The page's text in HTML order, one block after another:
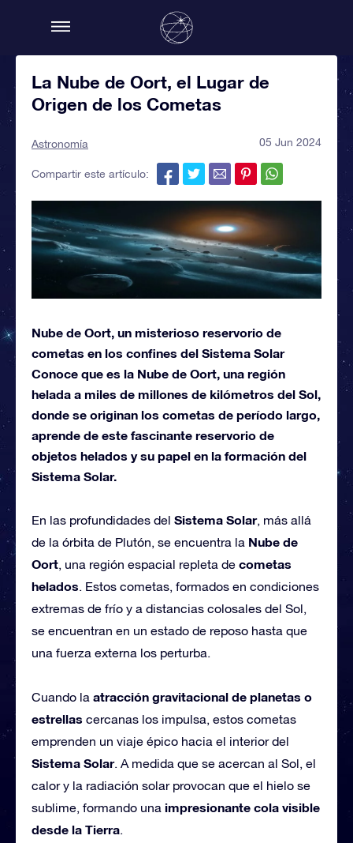
La Nube de Oort, el Lugar de
Origen de los Cometas
Astronomía 05 Jun 2024
Compartir este artículo:
Nube de Oort, un misterioso reservorio de
cometas en los confines del Sistema Solar
Conoce que es la Nube de Oort, una región
helada a miles de millones de kilómetros del Sol,
donde se originan los cometas de período largo,
aprende de este fascinante reservorio de
objetos helados y su papel en la formación del
Sistema Solar.
En las profundidades del Sistema Solar, más allá
de la órbita de Plutón, se encuentra la Nube de
Oort, una región espacial repleta de cometas
helados. Estos cometas, formados en condiciones
extremas de frío y a distancias colosales del Sol,
se encuentran en un estado de reposo hasta que
una fuerza externa los perturba.
Cuando la atracción gravitacional de planetas o
estrellas cercanas los impulsa, estos cometas
emprenden un viaje épico hacia el interior del
Sistema Solar. A medida que se acercan al Sol, el
calor y la radiación solar provocan que el hielo se
sublime, formando una impresionante cola visible
desde la Tierra.